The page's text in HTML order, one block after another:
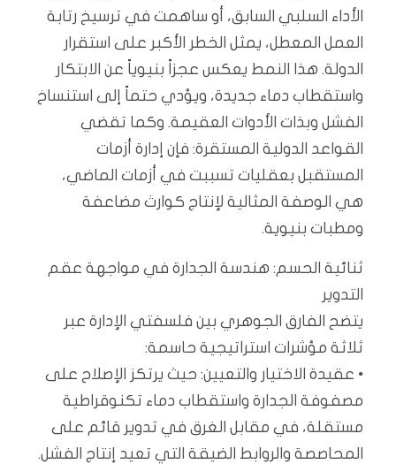
الأداء السلبي السابق، أو ساهمت في ترسيخ رتابة
العمل المعطل، يمثل الخطر الأكبر على استقرار
الدولة. هذا النمط يعكس عجزاً بنيوياً عن الابتكار
واستقطاب دماء جديدة، ويؤدي حتماً إلى استنساخ
الفشل وبذات الأدوات العقيمة. وكما تقضي
القواعد الدولية المستقرة: فإن إدارة أزمات
المستقبل بعقليات تسببت في أزمات الماضي،
هي الوصفة المثالية لإنتاج كوارث مضاعفة
ومطبات بنيوية.
ثنائية الحسم: هندسة الجدارة في مواجهة عقم
التدوير
يتضح الفارق الجوهري بين فلسفتي الإدارة عبر
ثلاثة مؤشرات استراتيجية حاسمة:
• عقيدة الاختيار والتعيين: حيث يرتكز الإصلاح على
مصفوفة الجدارة واستقطاب دماء تكنوقراطية
مستقلة، في مقابل الغرق في تدوير قائم على
المحاصصة والروابط الضيقة التي تعيد إنتاج الفشل.